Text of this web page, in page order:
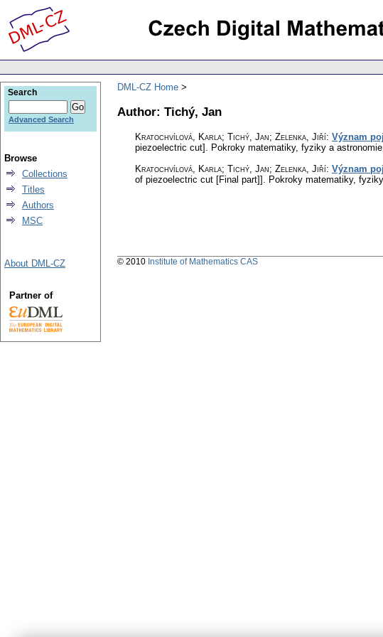
DML-CZ Home
Author: Tichý, Jan
Kratochvílová, Karla; Tichý, Jan; Zelenka, Jiří: Význam
piezoelectric cut]. Pokroky matematiky, fyziky a astronomie
Kratochvílová, Karla; Tichý, Jan; Zelenka, Jiří: Význam
of piezoelectric cut [Final part]]. Pokroky matematiky,
Search
Advanced Search
Browse
Collections
Titles
Authors
MSC
About DML-CZ
Partner of
© 2010 Institute of Mathematics CAS